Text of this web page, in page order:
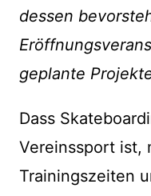
dessen
geplante
Dass
Vereinssport ist,
Trainingszeiten